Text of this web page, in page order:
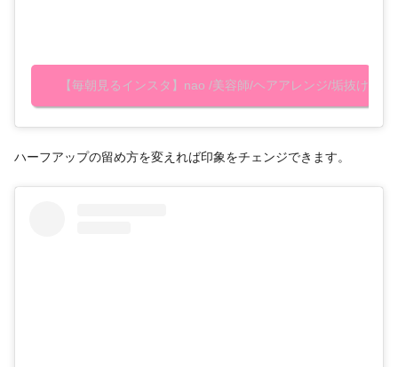
【毎朝見るインスタ】nao /美容師/ヘアアレンジ/垢抜け
ハーフアップの留め方を変えれば印象をチェンジできます。